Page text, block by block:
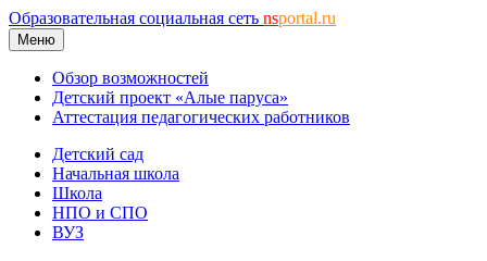
Образовательная социальная сеть nsportal.ru
Меню
Обзор возможностей
Детский проект «Алые паруса»
Аттестация педагогических работников
Детский сад
Начальная школа
Школа
НПО и СПО
ВУЗ